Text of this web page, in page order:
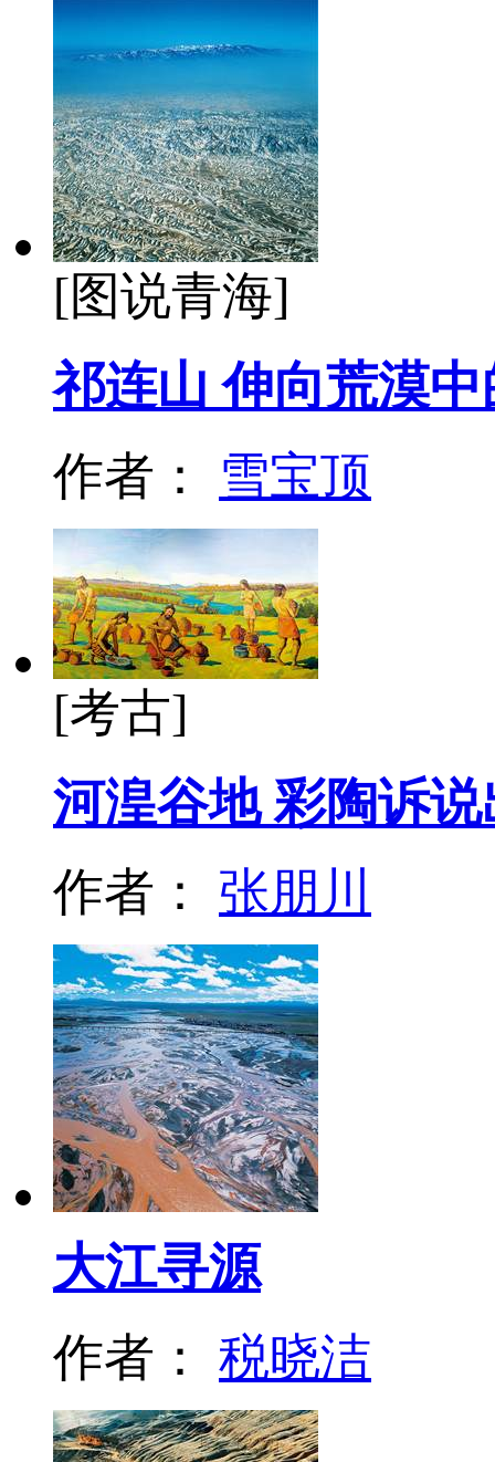
[图说青海]
祁连山 伸向荒漠
作者： 雪宝顶
[考古]
河湟谷地 彩陶诉
作者： 张朋川
大江寻源
作者： 税晓洁